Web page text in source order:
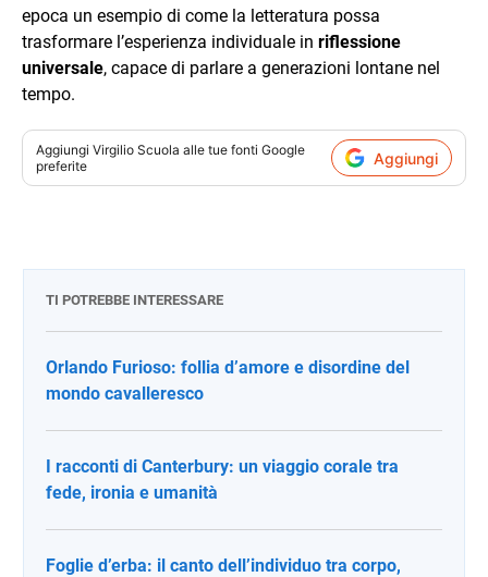
epoca un esempio di come la letteratura possa
trasformare l’esperienza individuale in riflessione
universale, capace di parlare a generazioni lontane nel
tempo.
Aggiungi Virgilio Scuola alle tue fonti Google
preferite
Aggiungi
TI POTREBBE INTERESSARE
Orlando Furioso: follia d’amore e disordine del
mondo cavalleresco
I racconti di Canterbury: un viaggio corale tra
fede, ironia e umanità
Foglie d’erba: il canto dell’individuo tra corpo,